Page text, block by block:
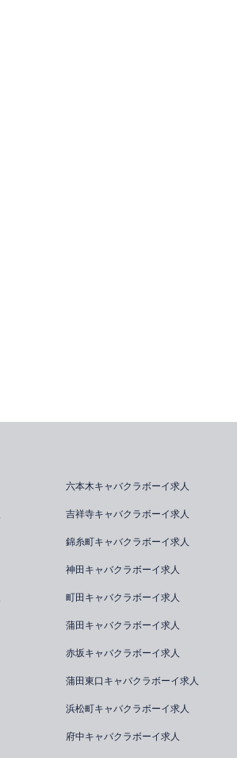
六本木キャバクラボーイ求人
吉祥寺キャバクラボーイ求人
錦糸町キャバクラボーイ求人
神田キャバクラボーイ求人
町田キャバクラボーイ求人
蒲田キャバクラボーイ求人
赤坂キャバクラボーイ求人
蒲田東口キャバクラボーイ求人
浜松町キャバクラボーイ求人
府中キャバクラボーイ求人